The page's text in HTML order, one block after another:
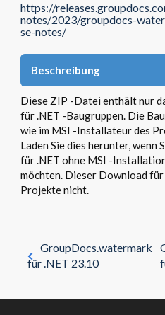
https://
notes/2023/groupdocs-
se-notes/
Beschreibung
Diese ZIP -Datei enthält nur
für .NET -Baugruppen. Die
wie im MSI -Installateur des
Laden Sie dies herunter, wenn
für .NET ohne MSI -
möchten. Dieser Download
Projekte nicht.
GroupDocs.watermark
für .NET 23.10